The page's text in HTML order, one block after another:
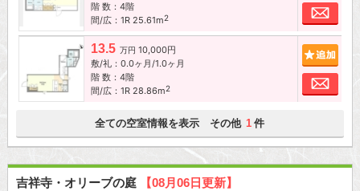
階 数：4階
間/広：1R 25.61m2
お
13.5 万円 10,000円
敷/礼：0.0ヶ月/1.0ヶ月
階 数：4階
間/広：1R 28.86m2
お
全ての空室情報を表示 その他 1 件
吉祥寺・オリーブの庭 【08月06日更新】